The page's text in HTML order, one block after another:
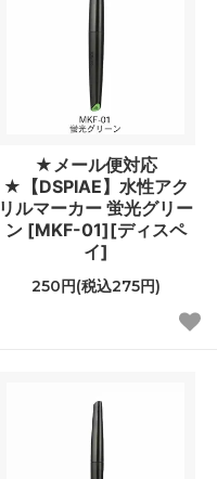
★メール便対応
★【DSPIAE】水性アク
リルマーカー 蛍光グリー
ン [MKF-01][ディスペ
イ]
250円(税込275円)